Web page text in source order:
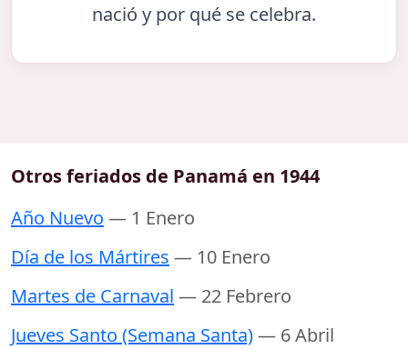
nació y por qué se celebra.
Otros feriados de Panamá en 1944
Año Nuevo — 1 Enero
Día de los Mártires — 10 Enero
Martes de Carnaval — 22 Febrero
Jueves Santo (Semana Santa)— 6 Abril